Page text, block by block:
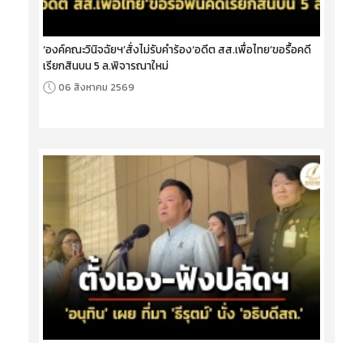
‘องค์คณะวินิจฉัยฯ’สั่งไม่รับคำร้อง‘อดีต สส.เพื่อไทย’ขอรื้อคดี
เรียกสินบน 5 ล.พิจารณาใหม่
06 สิงหาคม 2569